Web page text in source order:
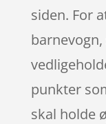
siden. For
punkter
skal holde